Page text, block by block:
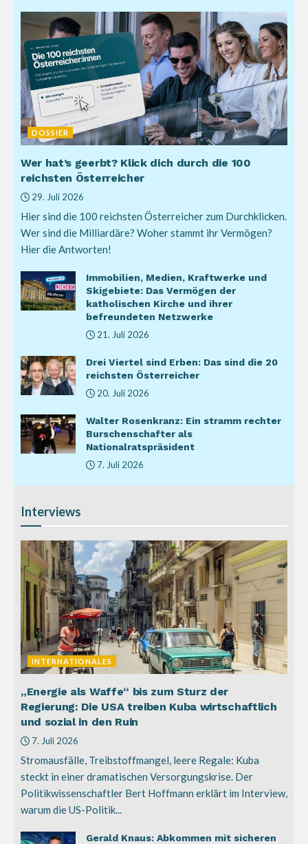
DOSSIER
Wer hat’s geerbt? Klick dich durch die 100
reichsten Österreicher
29. Juli 2026
Hier sind die 100 reichsten Österreicher zum Durchklicken.
Wer sind die Milliardäre? Woher stammt ihr Vermögen?
Hier die Antworten!
Immobilien, Medien, Kraftwerke und
Skigebiete: Das Vermögen der
katholischen Kirche und ihrer
befreundeten Netzwerke
21. Juli 2026
Drei Viertel sind Erben: Das sind die 20
reichsten Österreicher
20. Juli 2026
Walter Rosenkranz: Ein stramm rechter
Burschenschafter als
Nationalratspräsident
7. Juli 2026
Interviews
INTERNATIONALES
„Energie als Waffe“ bis zum Sturz der
Regierung: Die USA treiben Kuba wirtschaftlich
und sozial in den Ruin
7. Juli 2026
Stromausfälle, Treibstoffmangel, leere Regale: Kuba
steckt in einer dramatischen Versorgungskrise. Der
Politikwissenschaftler Bert Hoffmann erklärt im Interview,
warum die US-Politik...
Gerald Knaus: Abkommen mit sicheren